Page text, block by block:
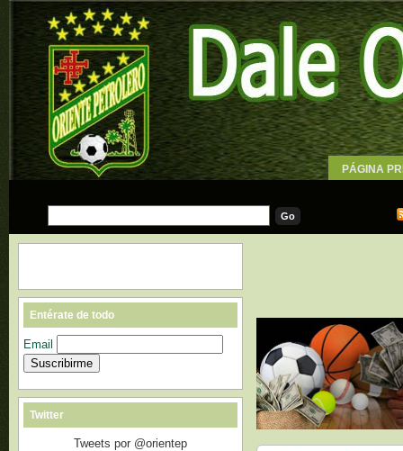
PÁGINA
Entérate de todo
Email
Twitter
Tweets por @orientep